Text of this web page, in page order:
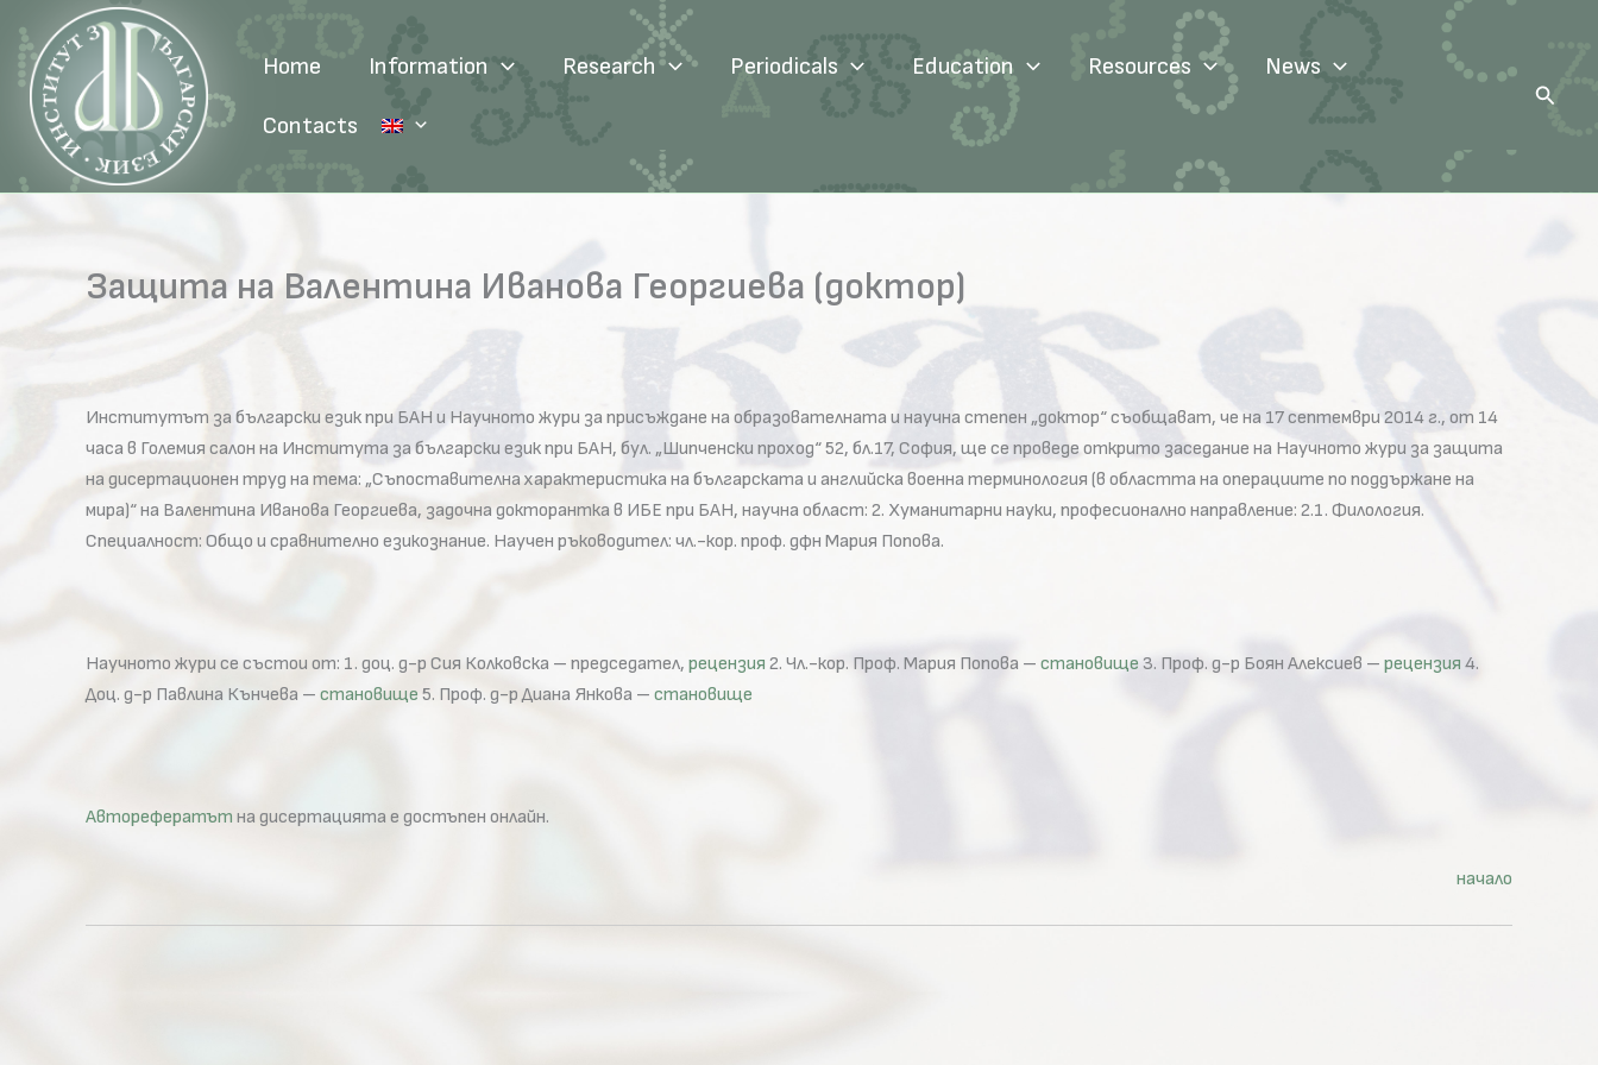
content
Home Information Research Periodicals Education Resources News
Contacts
Search
Защита на Валентина Иванова Георгиева (доктор)
Институтът за български език при БАН и Научното жури за присъждане на образователната и научна степен „доктор“ съобщават, че на 17 септември 2014 г., от 14
часа в Големия салон на Института за български език при БАН, бул. „Шипченски проход“ 52, бл.17, София, ще се проведе открито заседание на Научното жури за защита
на дисертационен труд на тема: „Съпоставителна характеристика на българската и английска военна терминология (в областта на операциите по поддържане на
мира)“ на Валентина Иванова Георгиева, задочна докторантка в ИБЕ при БАН, научна област: 2. Хуманитарни науки, професионално направление: 2.1. Филология.
Специалност: Общо и сравнително езикознание. Научен ръководител: чл.-кор. проф. дфн Мария Попова.
Научното жури се състои от: 1. доц. д-р Сия Колковска – председател, рецензия 2. Чл.-кор. Проф. Мария Попова – становище 3. Проф. д-р Боян Алексиев – рецензия 4.
Доц. д-р Павлина Кънчева – становище 5. Проф. д-р Диана Янкова – становище
Авторефератът на дисертацията е достъпен онлайн.
начало